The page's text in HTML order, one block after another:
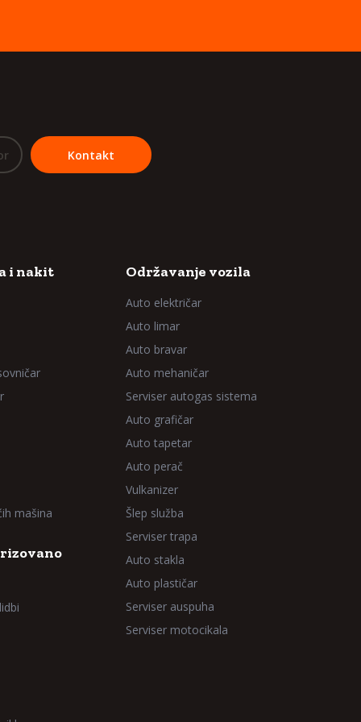
Kontakt
i nakit
mašina
Održavanje vozila
Auto električar
Auto limar
Auto bravar
Auto mehaničar
Serviser autogas sistema
Auto grafičar
Auto tapetar
Auto perač
Vulkanizer
Šlep služba
Serviser trapa
Auto stakla
Auto plastičar
Serviser auspuha
Serviser motocikala